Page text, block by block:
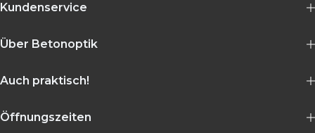
Kundenservice
Über Betonoptik
Auch praktisch!
Öffnungszeiten